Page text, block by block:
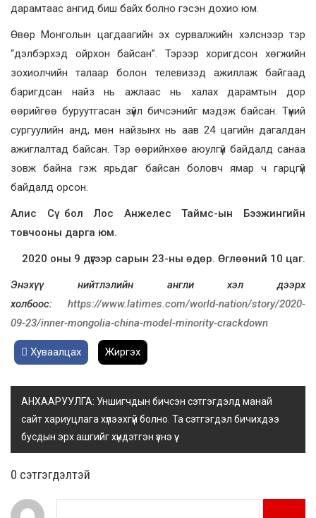
дарамтаас ангид биш байх болно гэсэн дохио юм.
Өвөр Монголын цагдаагийн эх сурвалжийн хэлснээр тэр
“дэлбэрхэд ойрхон байсан”. Тэрээр хоригдсон хөгжийн
зохиолчийн талаар болон телевизэд ажиллаж байгаад
баригдсан найз нь ажлаас нь халах дарамтын дор
өөрийгөө буруутгасан зүйл бичсэнийг мэдэж байсан. Түүний
сургуулийн анд, мөн найзынх нь аав 24 цагийн дагалдан
ажиглалтад байсан. Тэр өөрийнхөө аюулгүй байдалд санаа
зовж байна гэж ярьдаг байсан боловч ямар ч гарцгүй
байдалд орсон.
Алис Сү бол Лос Анжелес Таймс-ын Бээжингийн
товчооны дарга юм.
2020 оны 9 дүгээр сарын 23-ны өдөр. Өглөөний 10 цаг.
Энэхүү нийтлэлийн англи хэл дээрх
холбоос: https://www.latimes.com/world-nation/story/2020-
09-23/inner-mongolia-china-model-minority-crackdown
Хуваалцах Жиргэх
АНХААРУУЛГА: Уншигчдын бичсэн сэтгэгдэлд манай
сайт хариуцлага хүлээхгүй болно. Та сэтгэгдэл бичихдээ
бусдын эрх ашгийг хүндэтгэн үзнэ үү.
0 cэтгэгдэлтэй